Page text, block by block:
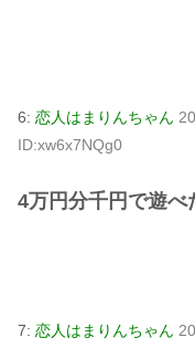
6: 恋人はまりんちゃん
ID:xw6x7NQg0
4万円分千円で遊べ
7: 恋人はまりんちゃん